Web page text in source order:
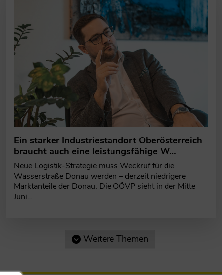
Ein starker Industriestandort Oberösterreich
braucht auch eine leistungsfähige W…
Neue Logistik-Strategie muss Weckruf für die
Wasserstraße Donau werden – derzeit niedrigere
Marktanteile der Donau. Die OÖVP sieht in der Mitte
Juni…
Weitere Themen